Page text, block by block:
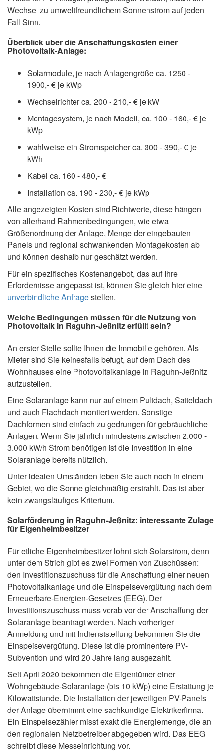
Wechsel zu umweltfreundlichem Sonnenstrom auf jeden
Fall Sinn.
Überblick über die Anschaffungskosten einer
Photovoltaik-Anlage:
Solarmodule, je nach Anlagengröße ca. 1250 -
1900,- € je kWp
Wechselrichter ca. 200 - 210,- € je kW
Montagesystem, je nach Modell, ca. 100 - 160,- € je
kWp
wahlweise ein Stromspeicher ca. 300 - 390,- € je
kWh
Kabel ca. 160 - 480,- €
Installation ca. 190 - 230,- € je kWp
Alle angezeigten Kosten sind Richtwerte, diese hängen
von allerhand Rahmenbedingungen, wie etwa
Größenordnung der Anlage, Menge der eingebauten
Panels und regional schwankenden Montagekosten ab
und können deshalb nur geschätzt werden.
Für ein spezifisches Kostenangebot, das auf Ihre
Erfordernisse angepasst ist, können Sie gleich hier eine
unverbindliche Anfragestellen.
Welche Bedingungen müssen für die Nutzung von
Photovoltaik in Raguhn-Jeßnitz erfüllt sein?
An erster Stelle sollte Ihnen die Immobilie gehören. Als
Mieter sind Sie keinesfalls befugt, auf dem Dach des
Wohnhauses eine Photovoltaikanlage in Raguhn-Jeßnitz
aufzustellen.
Eine Solaranlage kann nur auf einem Pultdach, Satteldach
und auch Flachdach montiert werden. Sonstige
Dachformen sind einfach zu gedrungen für gebräuchliche
Anlagen. Wenn Sie jährlich mindestens zwischen 2.000 -
3.000 kW/h Strom benötigen ist die Investition in eine
Solaranlage bereits nützlich.
Unter idealen Umständen leben Sie auch noch in einem
Gebiet, wo die Sonne gleichmäßig erstrahlt. Das ist aber
kein zwangsläufiges Kriterium.
Solarförderung in Raguhn-Jeßnitz: interessante Zulage
für Eigenheimbesitzer
Für etliche Eigenheimbesitzer lohnt sich Solarstrom, denn
unter dem Strich gibt es zwei Formen von Zuschüssen:
den Investitionszuschuss für die Anschaffung einer neuen
Photovoltaikanlage und die Einspeisevergütung nach dem
Erneuerbare-Energien-Gesetzes (EEG). Der
Investitionszuschuss muss vorab vor der Anschaffung der
Solaranlage beantragt werden. Nach vorheriger
Anmeldung und mit Indienststellung bekommen Sie die
Einspeisevergütung. Diese ist die prominentere PV-
Subvention und wird 20 Jahre lang ausgezahlt.
Seit April 2020 bekommen die Eigentümer einer
Wohngebäude-Solaranlage (bis 10 kWp) eine Erstattung je
Kilowattstunde. Die Installation der jeweiligen PV-Panels
der Anlage übernimmt eine sachkundige Elektrikerfirma.
Ein Einspeisezähler misst exakt die Energiemenge, die an
den regionalen Netzbetreiber abgegeben wird. Das EEG
schreibt diese Messeinrichtung vor.